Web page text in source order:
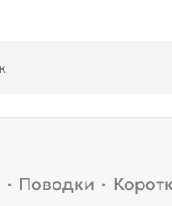
· Поводки ·